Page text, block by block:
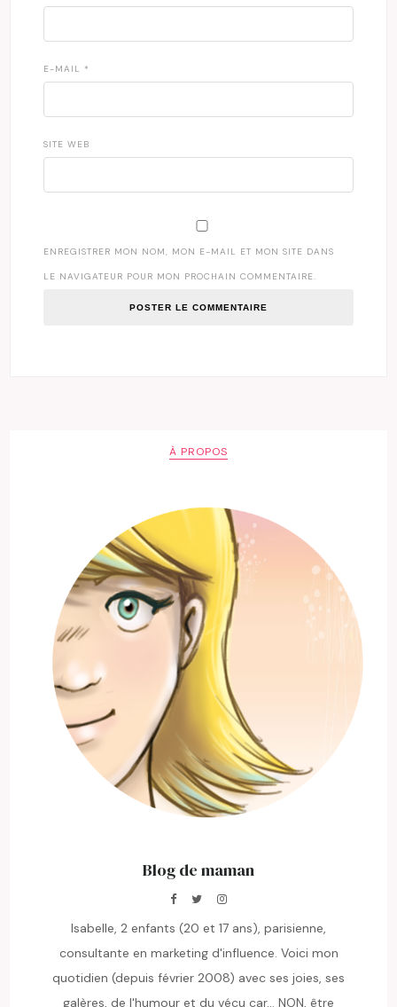
E-MAIL *
SITE WEB
ENREGISTRER MON NOM, MON E-MAIL ET MON SITE DANS
LE NAVIGATEUR POUR MON PROCHAIN COMMENTAIRE.
À PROPOS
Blog de maman
Isabelle, 2 enfants (20 et 17 ans), parisienne,
consultante en marketing d'influence. Voici mon
quotidien (depuis février 2008) avec ses joies, ses
galères, de l'humour et du vécu car... NON, être